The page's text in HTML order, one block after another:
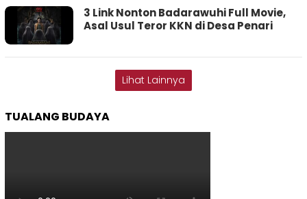
3 Link Nonton Badarawuhi Full Movie,
Asal Usul Teror KKN di Desa Penari
Lihat Lainnya
TUALANG BUDAYA